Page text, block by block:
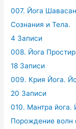
007. Йога
Сознания и Тела.
4 Записи
008. Йога
18 Записи
009. Крия Йога.
20 Записи
010. Мантра
Порождение волн